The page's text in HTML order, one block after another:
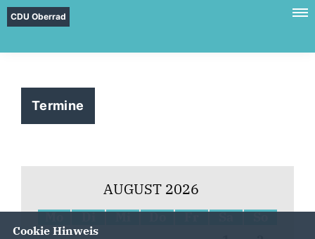
CDU Oberrad
Termine
AUGUST 2026
Mo Di Mi Do Fr Sa
So
Cookie Hinweis